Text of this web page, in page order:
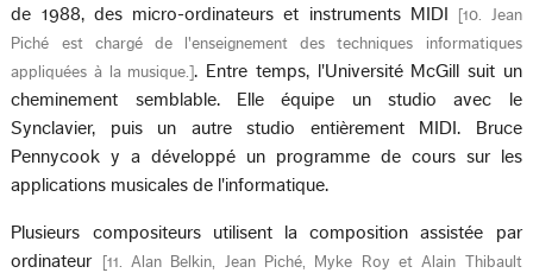
de 1988, des micro-ordinateurs et instruments MIDI
[10. Jean
Piché est chargé de l'enseignement des techniques informatiques
appliquées à la musique. ]. Entre temps, l'Université McGill suit un
cheminement semblable. Elle équipe un studio avec le
Synclavier, puis un autre studio entièrement MIDI. Bruce
Pennycook y a développé un programme de cours sur les
applications musicales de l'informatique.
Plusieurs compositeurs utilisent la composition assistée par
ordinateur
11. Alan Belkin, Jean Piché, Myke Roy et Alain Thibault